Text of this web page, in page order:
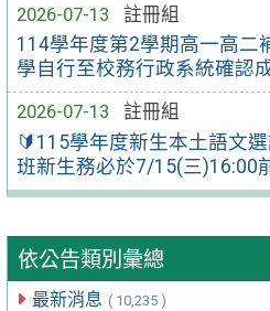
2026-07-13
註冊組
114學年度第2學期高一高二
學自行至校務行政系統確認
2026-07-13
註冊組
🔰115學年度新生本土語文
班新生務必於7/15(三)16:00
依公告類別彙總
最新消息 ( 10,235 )